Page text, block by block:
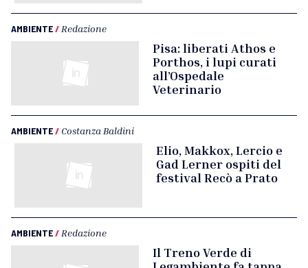
AMBIENTE/ Redazione
Pisa: liberati Athos e
Porthos, i lupi curati
all’Ospedale
Veterinario
AMBIENTE/ Costanza Baldini
Elio, Makkox, Lercio e
Gad Lerner ospiti del
festival Recò a Prato
AMBIENTE/ Redazione
Il Treno Verde di